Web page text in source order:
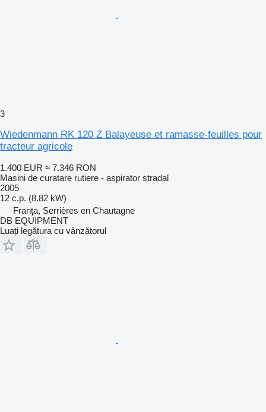
3
Wiedenmann RK 120 Z Balayeuse et ramasse-feuilles pour
tracteur agricole
1.400 EUR ≈ 7.346 RON
Masini de curatare rutiere - aspirator stradal
2005
12 c.p. (8.82 kW)
Franţa, Serrières en Chautagne
DB EQUIPMENT
Luați legătura cu vânzătorul